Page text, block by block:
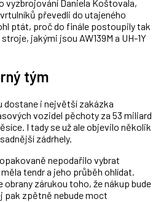
vyzbrojování Daniela Koštovala,
převedli do utajeného
ptát, proč do finále postoupily tak
jakými jsou AW139M a UH-1Y
tým
dostane i největší zakázka
vozidel pěchoty za 53 miliard
I tady se už ale objevilo několik
zádrhely.
nepodařilo vybrat
tendr a jeho průběh ohlídat.
zárukou toho, že nákup bude
pak zpětně nebude moct